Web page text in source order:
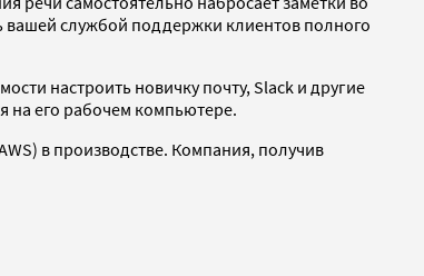
вашей службой поддержки клиентов полного
настроить новичку почту, Slack и другие
на его рабочем компьютере.
в производстве. Компания, получив